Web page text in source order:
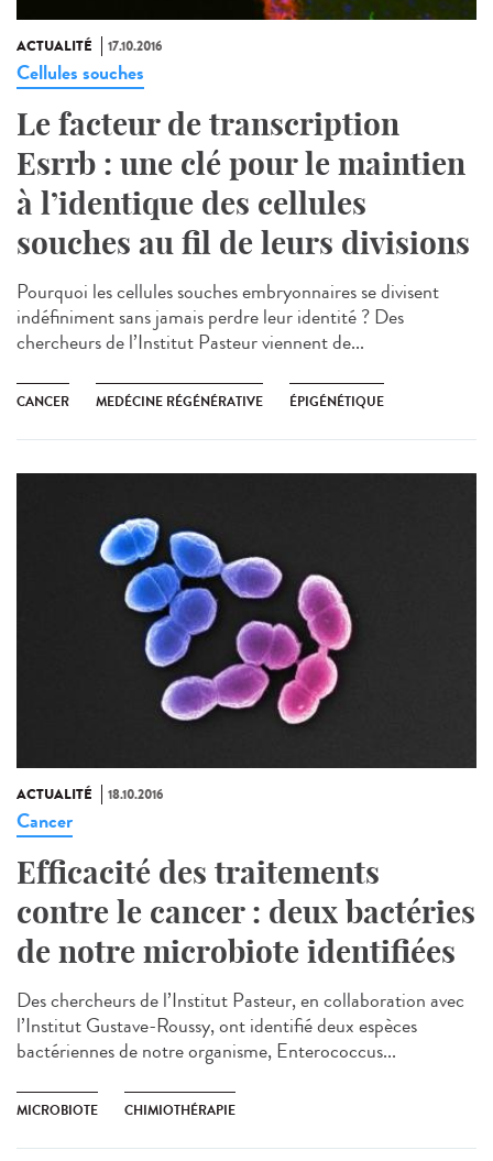
ACTUALITÉ 17.10.2016
Cellules souches
Le facteur de transcription
Esrrb : une clé pour le maintien
à l’identique des cellules
souches au fil de leurs divisions
Pourquoi les cellules souches embryonnaires se divisent
indéfiniment sans jamais perdre leur identité ? Des
chercheurs de l’Institut Pasteur viennent de...
CANCER MEDÉCINE RÉGÉNÉRATIVE ÉPIGÉNÉTIQUE
ACTUALITÉ 18.10.2016
Cancer
Efficacité des traitements
contre le cancer : deux bactéries
de notre microbiote identifiées
Des chercheurs de l’Institut Pasteur, en collaboration avec
l’Institut Gustave-Roussy, ont identifié deux espèces
bactériennes de notre organisme, Enterococcus...
MICROBIOTE CHIMIOTHÉRAPIE